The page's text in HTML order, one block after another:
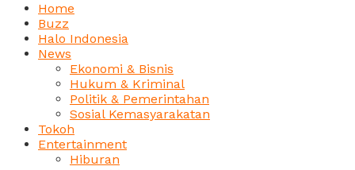
Home
Buzz
Halo Indonesia
News
Ekonomi & Bisnis
Hukum & Kriminal
Politik & Pemerintahan
Sosial Kemasyarakatan
Tokoh
Entertainment
Hiburan